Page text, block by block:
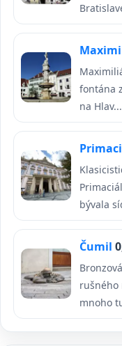
fontána
na Hlav...
bývala
Čumil
rušného
mnoho